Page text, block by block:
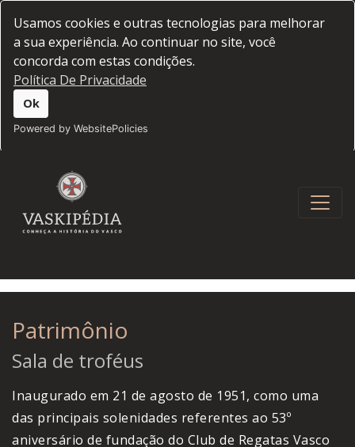
Usamos cookies e outras tecnologias para melhorar
a sua experiência. Ao continuar no site, você
concorda com estas condições.
Política De Privacidade
Ok
Powered by WebsitePolicies
Patrimônio
Sala de troféus
Inaugurado em 21 de agosto de 1951, como uma
das principais solenidades referentes ao 53º
aniversário de fundação do Club de Regatas Vasco